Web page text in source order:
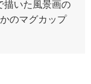
描いた風景画の
のマグカップ